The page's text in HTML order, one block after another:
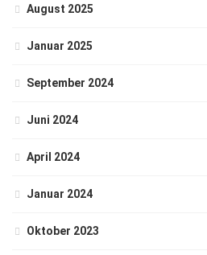
August 2025
Januar 2025
September 2024
Juni 2024
April 2024
Januar 2024
Oktober 2023